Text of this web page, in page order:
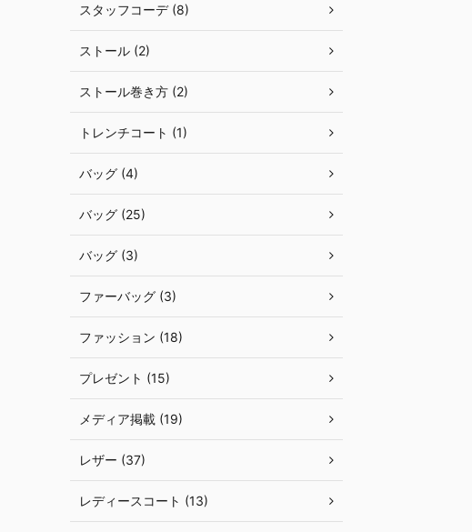
スタッフコーデ (8)
ストール (2)
ストール巻き方 (2)
トレンチコート (1)
バッグ (4)
バッグ (25)
バッグ (3)
ファーバッグ (3)
ファッション (18)
プレゼント (15)
メディア掲載 (19)
レザー (37)
レディースコート (13)